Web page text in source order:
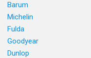
Barum
Michelin
Fulda
Goodyear
Dunlop